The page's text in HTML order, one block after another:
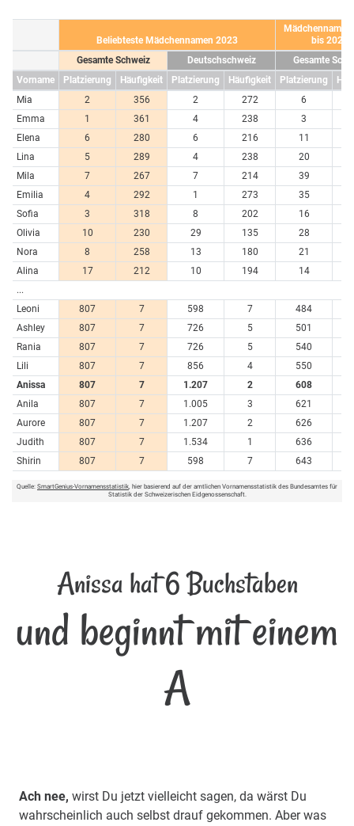
Beliebteste Mädchennamen 2023
bis 2023
Gesamte Schweiz
Deutschschweiz
Gesamte
Vorname
Platzierung Häufigkeit Platzierung Häufigkeit Platzierung
Mia
2 356 2 272 6
Emma
1 361 4 238 3
Elena
6 280 6 216 11
Lina
5 289 4 238 20
Mila
7 267 7 214 39
Emilia
4 292 1 273 35
Sofia
3 318 8 202 16
Olivia
10 230 29 135 28
Nora
8 258 13 180 21
Alina
17 212 10 194 14
...
Leoni
807 7 598 7 484
Ashley
807 7 726 5 501
Rania
807 7 726 5 540
Lili
807 7 856 4 550
Anissa
807 7 1.207 2 608
Anila
807 7 1.005 3 621
Aurore
807 7 1.207 2 626
Judith
807 7 1.534 1 636
Shirin
807 7 598 7 643
Quelle: SmartGenius-Vornamensstatistik, hier basierend auf der amtlichen Vornamensstatistik des Bundesamtes für
Statistik der Schweizerischen Eidgenossenschaft.
Anissa hat 6 Buchstaben
und beginnt mit einem
A
Ach nee, wirst Du jetzt vielleicht sagen, da wärst Du
wahrscheinlich auch selbst drauf gekommen. Aber was